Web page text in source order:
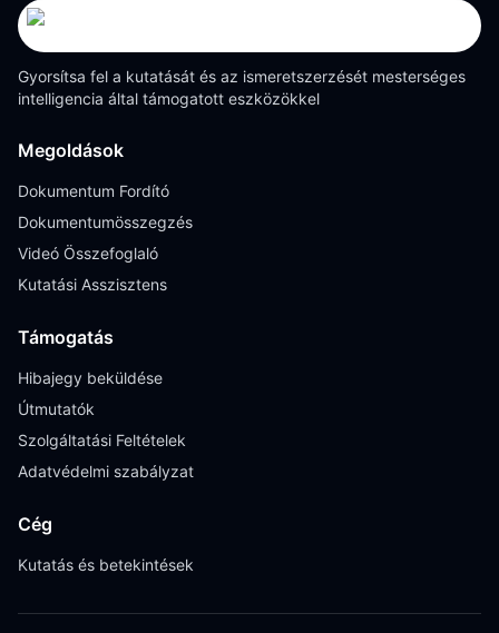
Gyorsítsa fel a kutatását és az ismeretszerzését mesterséges
intelligencia által támogatott eszközökkel
Megoldások
Dokumentum Fordító
Dokumentumösszegzés
Videó Összefoglaló
Kutatási Asszisztens
Támogatás
Hibajegy beküldése
Útmutatók
Szolgáltatási Feltételek
Adatvédelmi szabályzat
Cég
Kutatás és betekintések